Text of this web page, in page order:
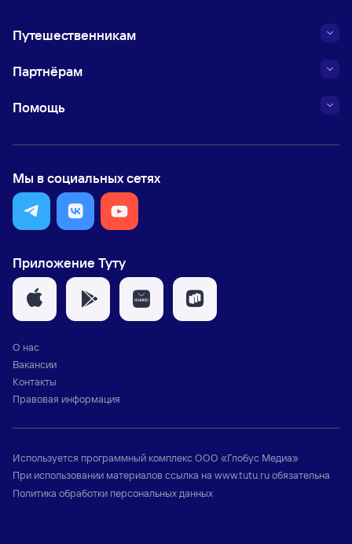
Путешественникам
Партнёрам
Помощь
Мы в социальных сетях
Приложение Туту
О нас
Вакансии
Контакты
Правовая информация
Используется программный комплексООО «Глобус Медиа»
При использовании материалов ссылка на www.tutu.ruобязательна
Политика обработки персональных данных